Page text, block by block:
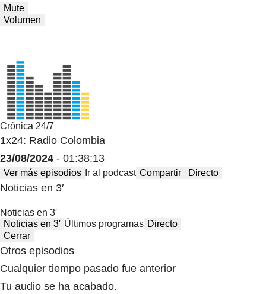
Mute
Volumen
Crónica 24/7
1x24: Radio Colombia
23/08/2024 - 01:38:13
Ver más episodios Ir al podcast Compartir Directo
Noticias en 3′
Noticias en 3′
Noticias en 3′ Últimos programas Directo
Cerrar
Otros episodios
Cualquier tiempo pasado fue anterior
Tu audio se ha acabado.